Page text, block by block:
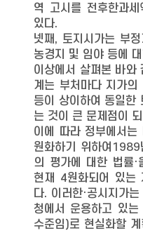
역 고시를 전후한과
있다.
넷째, 토지시가는 부
농경지 및 임야 등에
이상에서 살펴본 바와
계는 부처마다 지가
등이 상이하여 동일한
는 것이 큰 문제점이
이에 따라 정부에서는
원화하기 위하여
의 평가에 대한 법률·
현재 4원화되어 있는
다. 이러한·공시지가
청에서 운용하고 있
수준임)로 현실화할